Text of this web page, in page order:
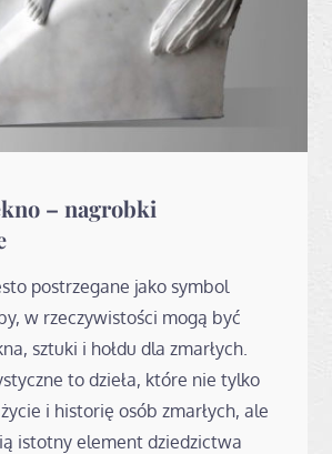
– nagrobki
postrzegane jako symbol
w rzeczywistości mogą być
sztuki i hołdu dla zmarłych.
to dzieła, które nie tylko
i historię osób zmarłych, ale
istotny element dziedzictwa